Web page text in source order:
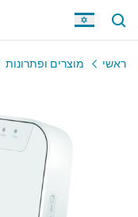
ראשי מוצרים ופתרונות